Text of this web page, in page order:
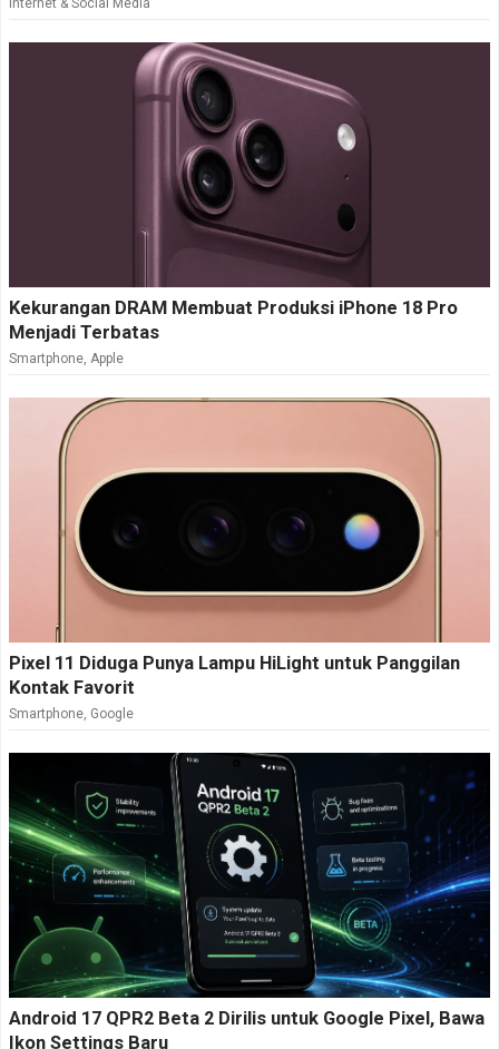
Internet & Social Media
Kekurangan DRAM Membuat Produksi iPhone 18 Pro
Menjadi Terbatas
Smartphone, Apple
Pixel 11 Diduga Punya Lampu HiLight untuk Panggilan
Kontak Favorit
Smartphone, Google
Android 17 QPR2 Beta 2 Dirilis untuk Google Pixel, Bawa
Ikon Settings Baru